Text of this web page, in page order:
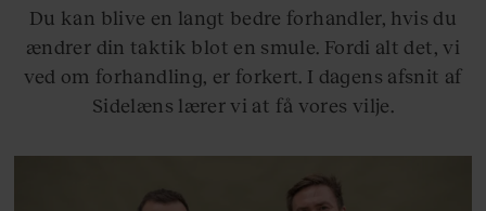
Du kan blive en langt bedre forhandler, hvis du
ændrer din taktik blot en smule. Fordi alt det, vi
ved om forhandling, er forkert. I dagens afsnit af
Sidelæns lærer vi at få vores vilje.